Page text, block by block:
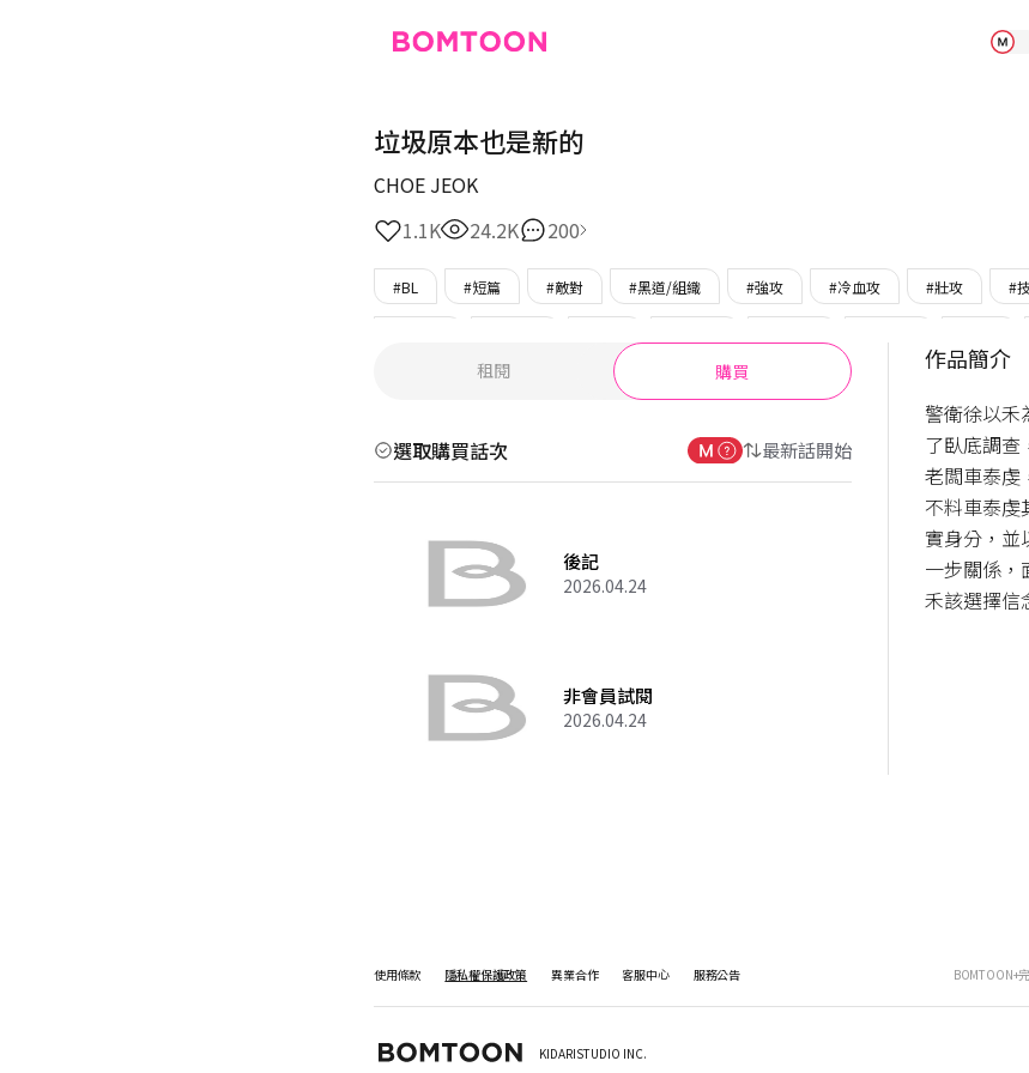
垃圾原本也
垃圾原本也是新的
CHOE JEOK
1.1K
24.2K 200
#BL #短篇 #敵對 #黑道/組織 #強攻 #冷血攻 #壯攻 #
租閱 購買
選取購買話次 最新話開始
後記
2026.04.24
非會員試閱
2026.04.24
作品簡介
警衛徐以禾
了臥底調查
老闆車泰虔
不料車泰虔
實身分，並
一步關係，
禾該選擇信
使用條款 隱私權保護政策 異業合作 客服中心 服務公告 BOMTOON+
KIDARISTUDIO INC.